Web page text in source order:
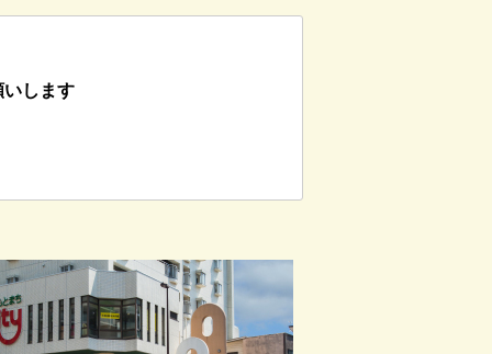
いします